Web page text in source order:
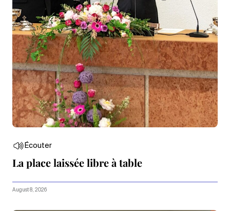
Écouter
La place laissée libre à table
August 8, 2026